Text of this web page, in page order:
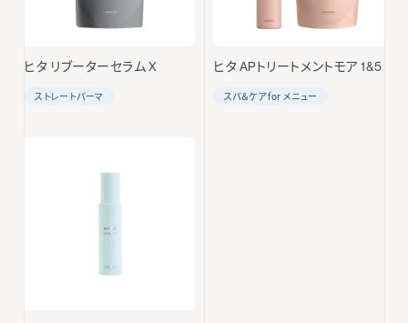
ヒタ リブーターセラム X
ストレートパーマ
ヒタ APトリートメントモア 1&5
スパ＆ケア for メニュー